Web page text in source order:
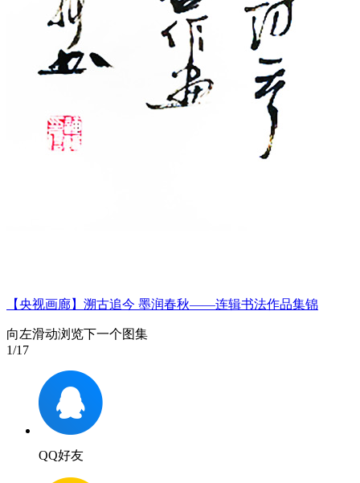
【央视画廊】溯古追今 墨润春秋——连辑书法作品集锦
向左滑动浏览下一个图集
1/17
QQ好友